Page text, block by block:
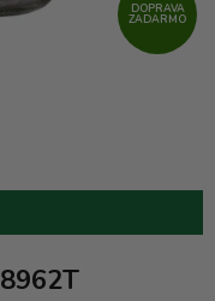
8962T
DOPRAVA
ZADARMO